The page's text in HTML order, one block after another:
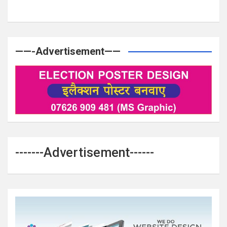
——-Advertisement——
-------Advertisement------